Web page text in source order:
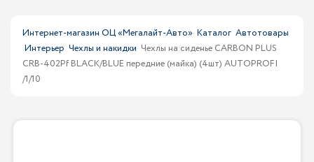
Интернет-магазин ОЦ «Мегалайт-Авто» Каталог Автотовары
Интерьер Чехлы и накидки Чехлы на сиденье CARBON PLUS
CRB-402Pf BLACK/BLUE передние (майка) (4шт) AUTOPROFI
/1/10